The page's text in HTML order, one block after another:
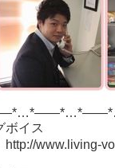
ボイス
www.living-